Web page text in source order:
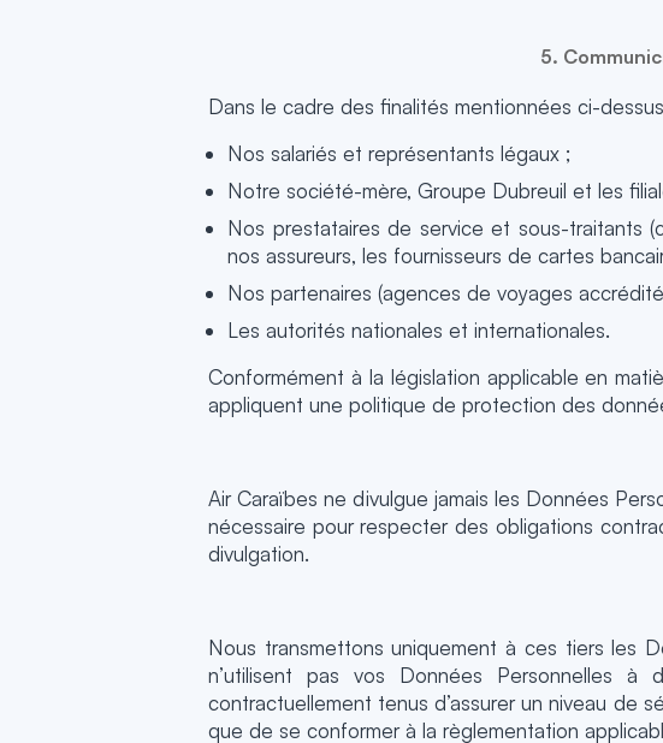
5.
Dans le cadre des finalités mentionnées ci-
Nos salariés et représentants légaux ;
Notre société-mère, Groupe Dubreuil et les
Nos prestataires de service et sous-traitants
nos assureurs, les fournisseurs de cartes
Nos partenaires (agences de voyages
Les autorités nationales et internationales.
Conformément à la législation applicable en
appliquent une politique de protection des
Air Caraïbes ne divulgue jamais les Données
nécessaire pour respecter des obligations
divulgation.
Nous transmettons uniquement à ces tiers les
n’utilisent pas vos Données Personnelles
contractuellement tenus d’assurer un niveau de
que de se conformer à la règlementation